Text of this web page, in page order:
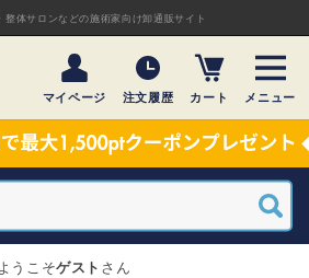
整体サロンなどの施術家向け卸通販サイト
マイページ 注文履歴 カート メニュー
ようこそゲスト さん